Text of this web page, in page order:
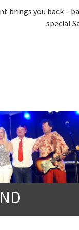
brings you back –
special